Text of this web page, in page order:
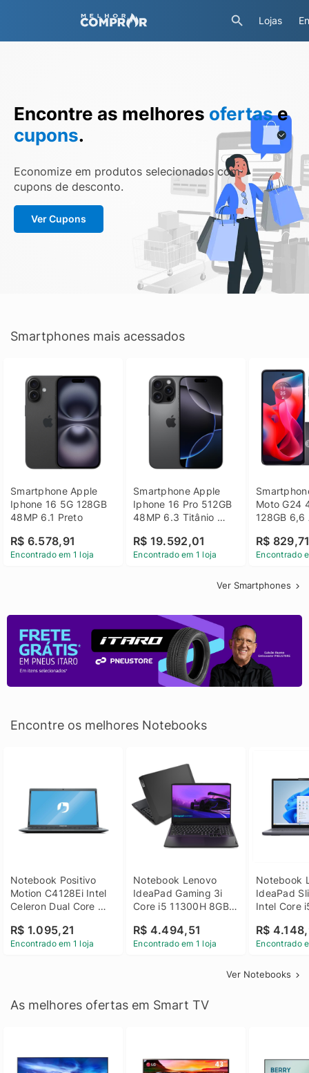
Lojas
Encontre as melhores ofertase
cupons.
Economize em produtos selecionados com
cupons de desconto.
Ver Cupons
Smartphones mais acessados
Smartphone Apple
Iphone 16 5G 128GB
48MP 6.1 Preto
R$ 6.578,91
Encontrado em 1 loja
Smartphone Apple
Iphone 16 Pro 512GB
48MP 6.3 Titânio
R$ 19.592,01
Encontrado em 1 loja
Moto G24
128GB 6,6
R$
Encontrado
Ver Smartphones
Encontre os melhores Notebooks
Notebook Positivo
Motion C4128Ei Intel
Celeron Dual Core
Linux 14 - 3002181
R$ 1.095,21
Encontrado em 1 loja
Notebook Lenovo
IdeaPad Gaming 3i
Core i5 11300H 8GB
GTX 1650 4GB 15.6
FHD Linux - Preto
R$ 4.494,51
Encontrado em 1 loja
Notebook
IdeaPad
Intel Core
SSD Win
R$
Encontrado
Ver Notebooks
As melhores ofertas em Smart TV